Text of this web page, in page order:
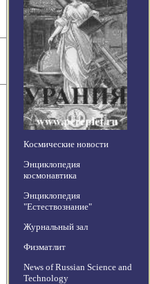
Космические новости
Энциклопедия
космонавтика
Энциклопедия
"Естествознание"
Журнальный зал
Физматлит
News of Russian Science and
Technology